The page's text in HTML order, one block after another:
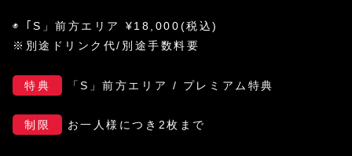
◉「S」前方エリア ¥18,000(税込)
※別途ドリンク代/別途手数料要
特典 「S」前方エリア / プレミアム特典
制限 お一人様につき2枚まで